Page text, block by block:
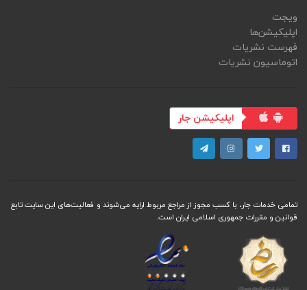
ویجت
اپلیکیشن‌ها
فهرست نشریات
اتوماسیون نشریات
اپلیکیشن جار
تمامی خدمات جار، با کسب مجوز از مراجع مربوط ارایه می‌شوند و فعاليت‌های اين سايت تابع
قوانين و مقررات جمهوری اسلامی ايران است.